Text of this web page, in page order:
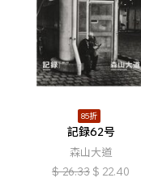
85折
記録62号
森山大道
$ 26.33 $ 22.40